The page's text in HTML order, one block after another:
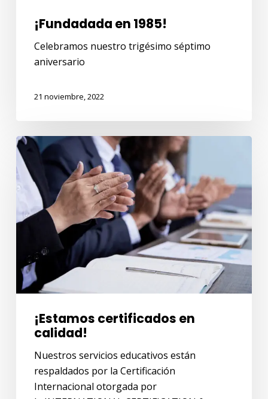
¡Fundadada en 1985!
Celebramos nuestro trigésimo séptimo
aniversario
21 noviembre, 2022
¡Estamos
certificados
en
calidad!
¡Estamos certificados en
calidad!
Nuestros servicios educativos están
respaldados por la Certificación
Internacional otorgada por